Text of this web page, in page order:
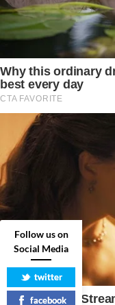
Follow us on
Social Media
twitter
facebook